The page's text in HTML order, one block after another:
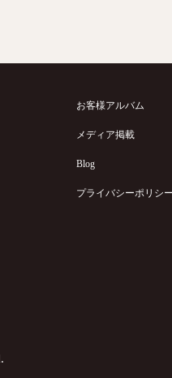
お客様アルバム
メディア掲載
Blog
プライバシーポリシー